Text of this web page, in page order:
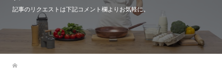
記事のリクエストは下記コメント欄よりお気軽に。